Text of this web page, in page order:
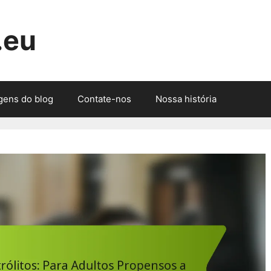
do blog Contate-nos Nossa história